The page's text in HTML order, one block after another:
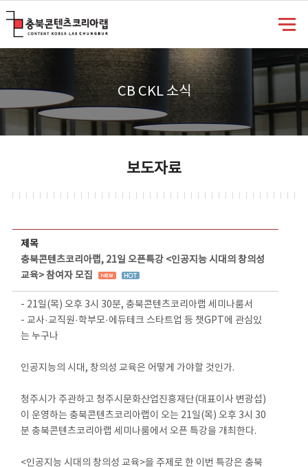
CB CKL 소식
보도자료
제목
충북콘텐츠코리아랩, 21일 오픈특강 <인공지능 시대의 창의성
교육> 참여자 모집
- 21일(목) 오후 3시 30분, 충북콘텐츠코리아랩 세미나룸서
- 교사·교직원·학부모·에듀테크 스타트업 등 챗GPT에 관심있
는 누구나
인공지능의 시대, 창의성 교육은 어떻게 가야할 것인가.
청주시가 주관하고 청주시문화산업진흥재단(대표이사 변광섭)
이 운영하는 충북콘텐츠코리아랩이 오는 21일(목) 오후 3시 30
분 충북콘텐츠코리아랩 세미나룸에서 오픈 특강을 개최한다.
<인공지능 시대의 창의성 교육>을 주제로 한 이번 특강은 충북